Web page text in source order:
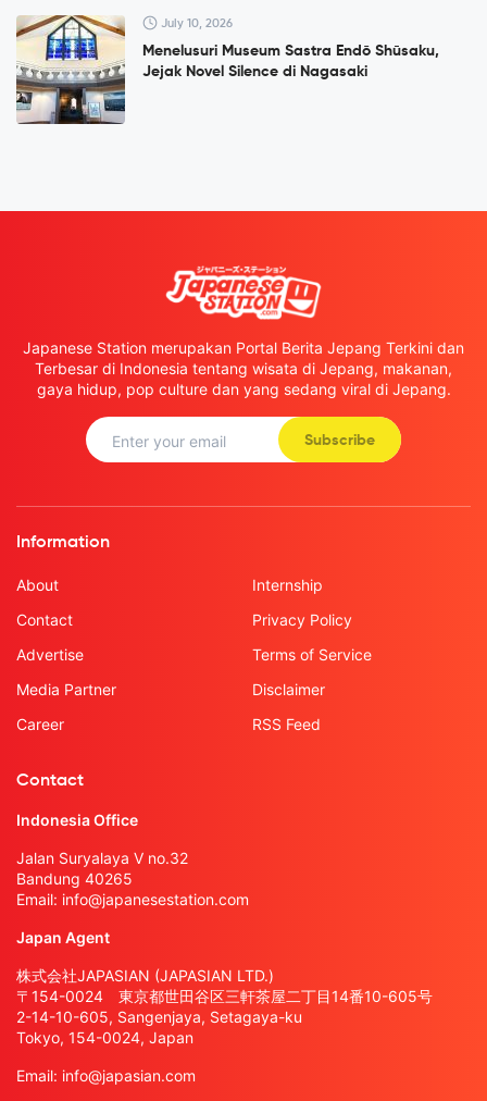
July 10, 2026
Menelusuri Museum Sastra Endō Shūsaku,
Jejak Novel Silence di Nagasaki
Japanese Station merupakan Portal Berita Jepang Terkini dan
Terbesar di Indonesia tentang wisata di Jepang, makanan,
gaya hidup, pop culture dan yang sedang viral di Jepang.
Subscribe
Information
About
Contact
Advertise
Media Partner
Career
Internship
Privacy Policy
Terms of Service
Disclaimer
RSS Feed
Contact
Indonesia Office
Jalan Suryalaya V no.32
Bandung 40265
Email: info@japanesestation.com
Japan Agent
株式会社JAPASIAN (JAPASIAN LTD.)
〒154-0024 東京都世田谷区三軒茶屋二丁目14番10-605号
2-14-10-605, Sangenjaya, Setagaya-ku
Tokyo, 154-0024, Japan
Email: info@japasian.com